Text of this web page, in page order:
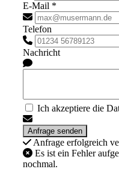
E-Mail *
Telefon
Nachricht
Ich akzeptiere die
Anfrage erfolgreich
Es ist ein Fehler
nochmal.